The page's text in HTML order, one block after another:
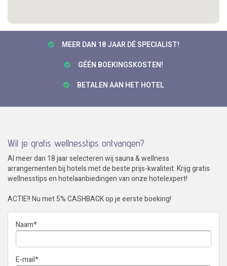
MEER DAN 18 JAAR DÉ SPECIALIST!
GÉÉN BOEKINGSKOSTEN!
BETALEN AAN HET HOTEL
Wil je gratis wellnesstips ontvangen?
Al meer dan 18 jaar selecteren wij sauna & wellness
arrangementen bij hotels met de beste prijs-kwaliteit. Krijg gratis
wellnesstips en hotelaanbiedingen van onze hotelexpert!
ACTIE!! Nu met 5% CASHBACK op je eerste boeking!
Naam*
E-mail*